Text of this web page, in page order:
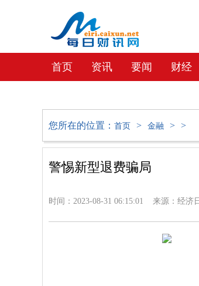
首页 资讯 要闻 财经
您所在的位置： 首页 > 金融 >
>
警惕新型退费骗局
时间：2023-08-31 06:15:01 来源：经济